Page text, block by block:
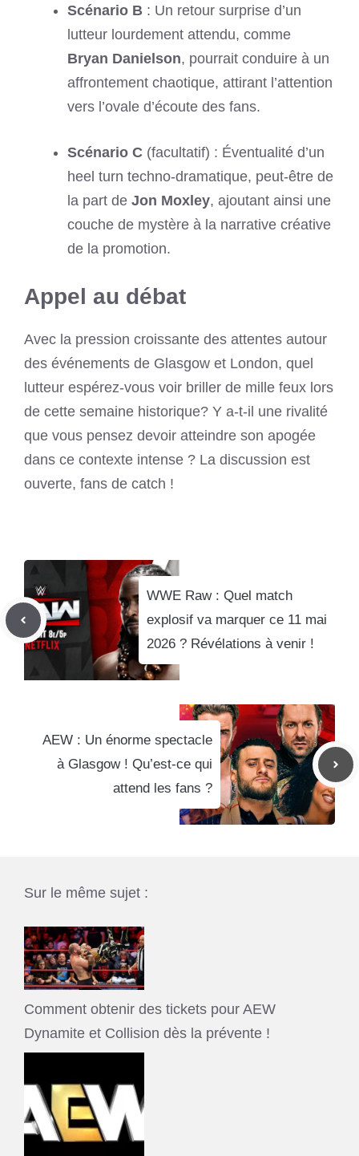
Scénario B : Un retour surprise d’un
lutteur lourdement attendu, comme
Bryan Danielson, pourrait conduire à un
affrontement chaotique, attirant l’attention
vers l’ovale d’écoute des fans.
Scénario C (facultatif) : Éventualité d’un
heel turn techno-dramatique, peut-être de
la part de Jon Moxley, ajoutant ainsi une
couche de mystère à la narrative créative
de la promotion.
Appel au débat
Avec la pression croissante des attentes autour
des événements de Glasgow et London, quel
lutteur espérez-vous voir briller de mille feux lors
de cette semaine historique? Y a-t-il une rivalité
que vous pensez devoir atteindre son apogée
dans ce contexte intense ? La discussion est
ouverte, fans de catch !
WWE Raw : Quel match
explosif va marquer ce 11 mai
2026 ? Révélations à venir !
AEW : Un énorme spectacle
à Glasgow ! Qu’est-ce qui
attend les fans ?
Sur le même sujet :
Comment obtenir des tickets pour AEW
Dynamite et Collision dès la prévente !